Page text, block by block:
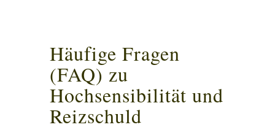
Häufige Fragen
(FAQ) zu
Hochsensibilität und
Reizschuld